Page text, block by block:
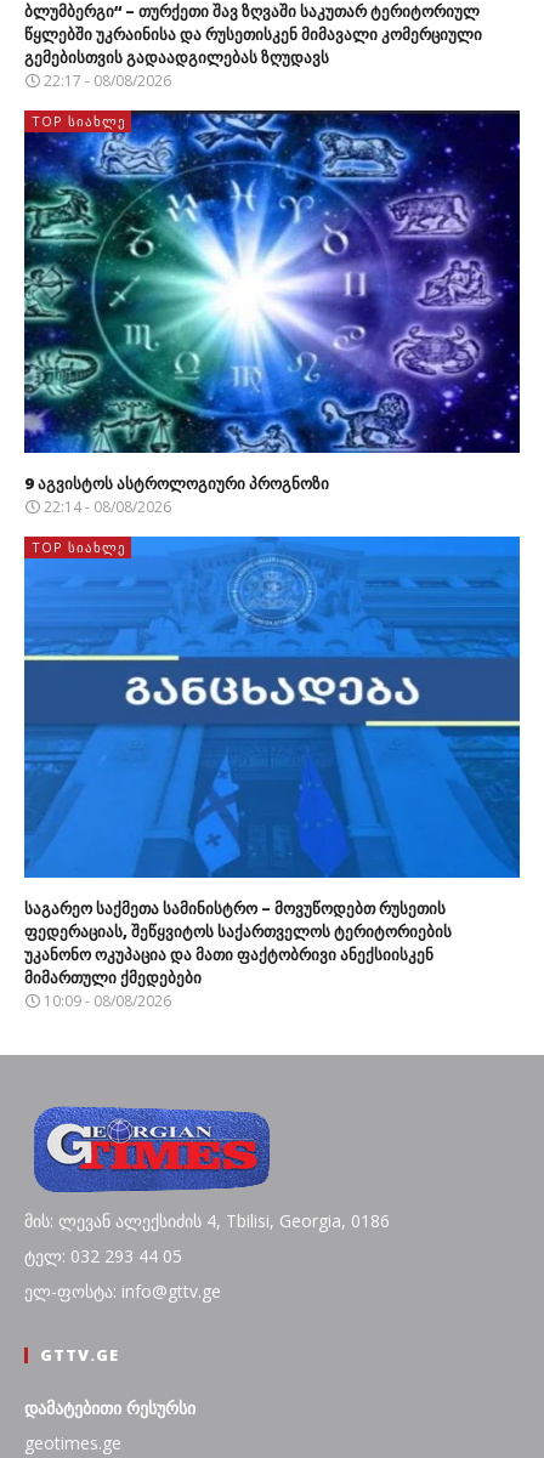
ბლუმბერგი“ – თურქეთი შავ ზღვაში საკუთარ ტერიტორიულ
წყლებში უკრაინისა და რუსეთისკენ მიმავალი კომერციული
გემებისთვის გადაადგილებას ზღუდავს
22:17 - 08/08/2026
TOP ᲡᲘᲐᲮᲚᲔ
9 აგვისტოს ასტროლოგიური პროგნოზი
22:14 - 08/08/2026
TOP ᲡᲘᲐᲮᲚᲔ
საგარეო საქმეთა სამინისტრო – მოვუწოდებთ რუსეთის
ფედერაციას, შეწყვიტოს საქართველოს ტერიტორიების
უკანონო ოკუპაცია და მათი ფაქტობრივი ანექსიისკენ
მიმართული ქმედებები
10:09 - 08/08/2026
მის: ლევან ალექსიძის 4, Tbilisi, Georgia, 0186
ტელ: 032 293 44 05
ელ-ფოსტა: info@gttv.ge
GTTV.GE
დამატებითი რესურსი
geotimes.ge